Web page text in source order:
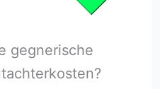
gegnerische